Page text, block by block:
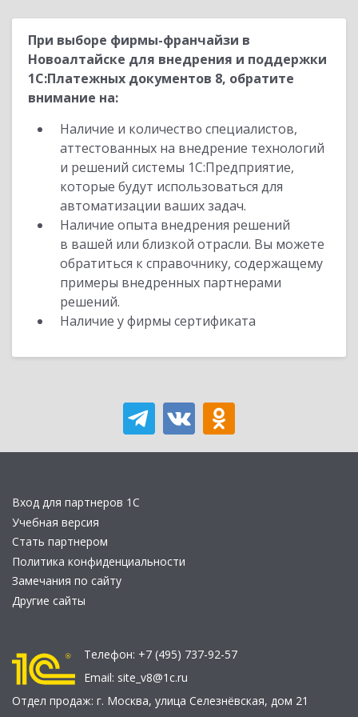
При выборе фирмы-франчайзи в
Новоалтайске для внедрения и поддержки
1С:Платежных документов 8, обратите
внимание на:
Наличие и количество специалистов,
аттестованных на внедрение технологий
и решений системы 1С:Предприятие,
которые будут использоваться для
автоматизации ваших задач.
Наличие опыта внедрения решений
в вашей или близкой отрасли. Вы можете
обратиться к справочнику, содержащему
примеры внедренных партнерами
решений.
Наличие у фирмы сертификата
Вход для партнеров 1С
Учебная версия
Стать партнером
Политика конфиденциальности
Замечания по сайту
Другие сайты
Телефон: +7 (495) 737-92-57
Email: site_v8@1c.ru
Отдел продаж: г. Москва, улица Селезнёвская, дом 21